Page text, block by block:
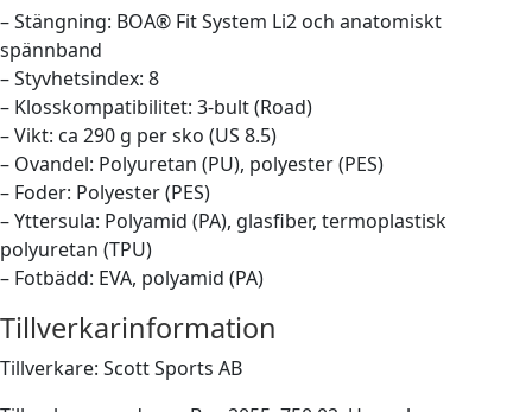
– Stängning: BOA® Fit System Li2 och anatomiskt
spännband
– Styvhetsindex: 8
– Klosskompatibilitet: 3-bult (Road)
– Vikt: ca 290 g per sko (US 8.5)
– Ovandel: Polyuretan (PU), polyester (PES)
– Foder: Polyester (PES)
– Yttersula: Polyamid (PA), glasfiber, termoplastisk
polyuretan (TPU)
– Fotbädd: EVA, polyamid (PA)
Tillverkarinformation
Tillverkare: Scott Sports AB